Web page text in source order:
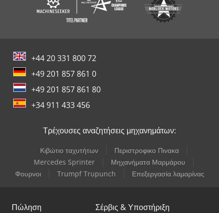
+44 20 331 800 72
+49 201 857 861 0
+49 201 857 861 80
+34 911 433 456
Τρέχουσες αναζητήσεις μηχανημάτων:
Κιβώτιο ταχυτήτων
Περιστροφικο Πινακα
Mercedes Sprinter
Μηχανήματα Μαρμάρου
Φουρνοι
Trumpf Trupunch Επεξεργασία λαμαρίνας
Πώληση Σέρβις & Υποστήριξη